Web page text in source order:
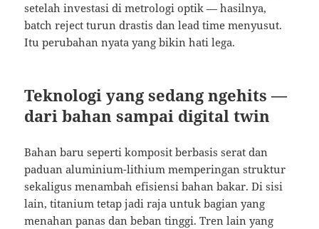
setelah investasi di metrologi optik — hasilnya,
batch reject turun drastis dan lead time menyusut.
Itu perubahan nyata yang bikin hati lega.
Teknologi yang sedang ngehits —
dari bahan sampai digital twin
Bahan baru seperti komposit berbasis serat dan
paduan aluminium-lithium memperingan struktur
sekaligus menambah efisiensi bahan bakar. Di sisi
lain, titanium tetap jadi raja untuk bagian yang
menahan panas dan beban tinggi. Tren lain yang